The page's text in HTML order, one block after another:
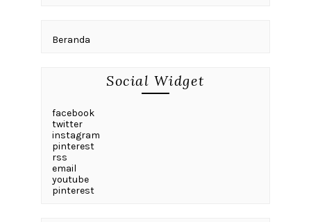
Beranda
Social Widget
facebook
twitter
instagram
pinterest
rss
email
youtube
pinterest